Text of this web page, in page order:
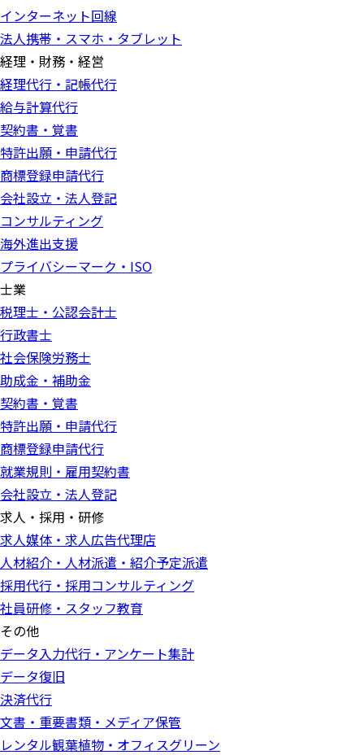
インターネット回線
法人携帯・スマホ・タブレット
経理・財務・経営
経理代行・記帳代行
給与計算代行
契約書・覚書
特許出願・申請代行
商標登録申請代行
会社設立・法人登記
コンサルティング
海外進出支援
プライバシーマーク・ISO
士業
税理士・公認会計士
行政書士
社会保険労務士
助成金・補助金
契約書・覚書
特許出願・申請代行
商標登録申請代行
就業規則・雇用契約書
会社設立・法人登記
求人・採用・研修
求人媒体・求人広告代理店
人材紹介・人材派遣・紹介予定派遣
採用代行・採用コンサルティング
社員研修・スタッフ教育
その他
データ入力代行・アンケート集計
データ復旧
決済代行
文書・重要書類・メディア保管
レンタル観葉植物・オフィスグリーン